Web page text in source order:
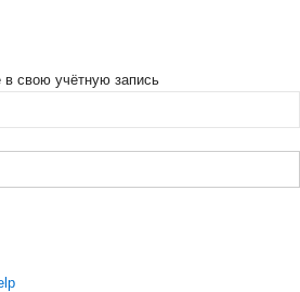
свою учётную запись